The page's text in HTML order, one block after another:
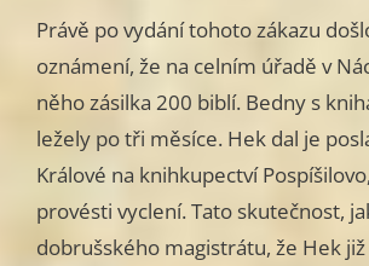
Právě po vydání tohoto zákazu
oznámení, že na celním úřadě v
něho zásilka 200 biblí. Bedny s
ležely po tři měsíce. Hek dal je
Králové na knihkupectví
provésti vyclení. Tato skutečnost,
dobrušského magistrátu, že Hek